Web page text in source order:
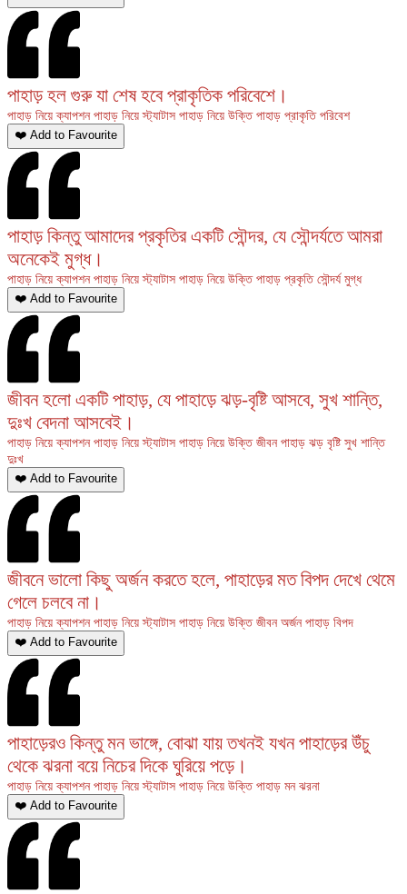
পাহাড় হল গুরু যা শেষ হবে প্রাকৃতিক পরিবেশে।
পাহাড় নিয়ে ক্যাপশন পাহাড় নিয়ে স্ট্যাটাস পাহাড় নিয়ে উক্তি পাহাড় প্রাকৃতি পরিবেশ
❤️ Add to Favourite
পাহাড় কিন্তু আমাদের প্রকৃতির একটি সৌন্দর, যে সৌন্দর্যতে আমরা
অনেকেই মুগ্ধ।
পাহাড় নিয়ে ক্যাপশন পাহাড় নিয়ে স্ট্যাটাস পাহাড় নিয়ে উক্তি পাহাড় প্রকৃতি সৌন্দর্য মুগ্ধ
❤️ Add to Favourite
জীবন হলো একটি পাহাড়, যে পাহাড়ে ঝড়-বৃষ্টি আসবে, সুখ শান্তি,
দুঃখ বেদনা আসবেই।
পাহাড় নিয়ে ক্যাপশন পাহাড় নিয়ে স্ট্যাটাস পাহাড় নিয়ে উক্তি জীবন পাহাড় ঝড় বৃষ্টি সুখ শান্তি
দুঃখ
❤️ Add to Favourite
জীবনে ভালো কিছু অর্জন করতে হলে, পাহাড়ের মত বিপদ দেখে থেমে
গেলে চলবে না।
পাহাড় নিয়ে ক্যাপশন পাহাড় নিয়ে স্ট্যাটাস পাহাড় নিয়ে উক্তি জীবন অর্জন পাহাড় বিপদ
❤️ Add to Favourite
পাহাড়েরও কিন্তু মন ভাঙ্গে, বোঝা যায় তখনই যখন পাহাড়ের উঁচু
থেকে ঝরনা বয়ে নিচের দিকে ঘুরিয়ে পড়ে।
পাহাড় নিয়ে ক্যাপশন পাহাড় নিয়ে স্ট্যাটাস পাহাড় নিয়ে উক্তি পাহাড় মন ঝরনা
❤️ Add to Favourite